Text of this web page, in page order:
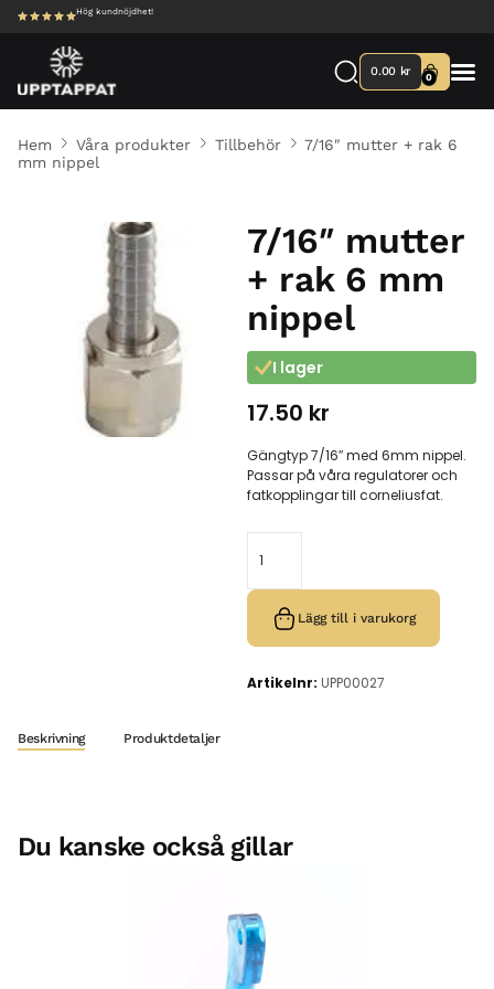
Hög kundnöjdhet!
0.00 kr 0
Hem Våra produkter Tillbehör
7/16″ mutter + rak 6
mm nippel
7/16″ mutter
+ rak 6 mm
nippel
I lager
17.50 kr
Gängtyp 7/16″ med 6mm nippel.
Passar på våra regulatorer och
fatkopplingar till corneliusfat.
Lägg till i varukorg
Artikelnr: UPP00027
Beskrivning Produktdetaljer
Du kanske också gillar